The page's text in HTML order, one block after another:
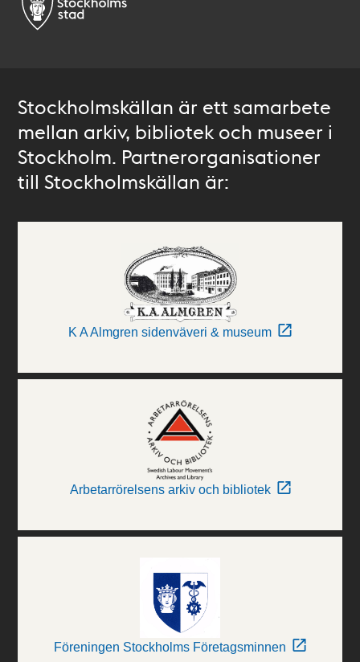
Stockholmskällan är ett samarbete
mellan arkiv, bibliotek och museer i
Stockholm. Partnerorganisationer
till Stockholmskällan är:
K A Almgren sidenväveri & museum
Arbetarrörelsens arkiv och bibliotek
Föreningen Stockholms Företagsminnen